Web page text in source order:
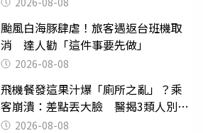
颱風白海豚肆虐！旅客遇返台班機取
消 達人勸「這件事要先做」
2026-08-08
飛機餐發這果汁爆「廁所之亂」？乘
客崩潰：差點丟大臉 醫揭3類人別亂
喝 2026-08-08